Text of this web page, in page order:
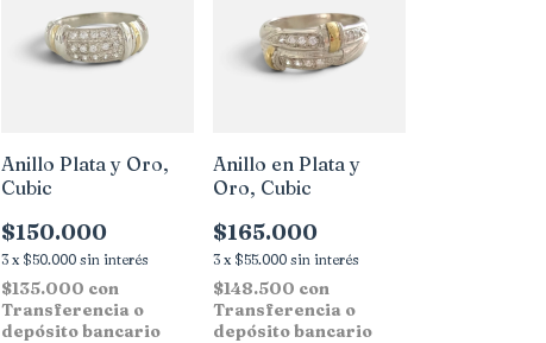
Anillo Plata y Oro,
Cubic
$150.000
3 x $50.000 sin interés
$135.000 con
Transferencia o
depósito bancario
Anillo en Plata y
Oro, Cubic
$165.000
3 x $55.000 sin interés
$148.500 con
Transferencia o
depósito bancario